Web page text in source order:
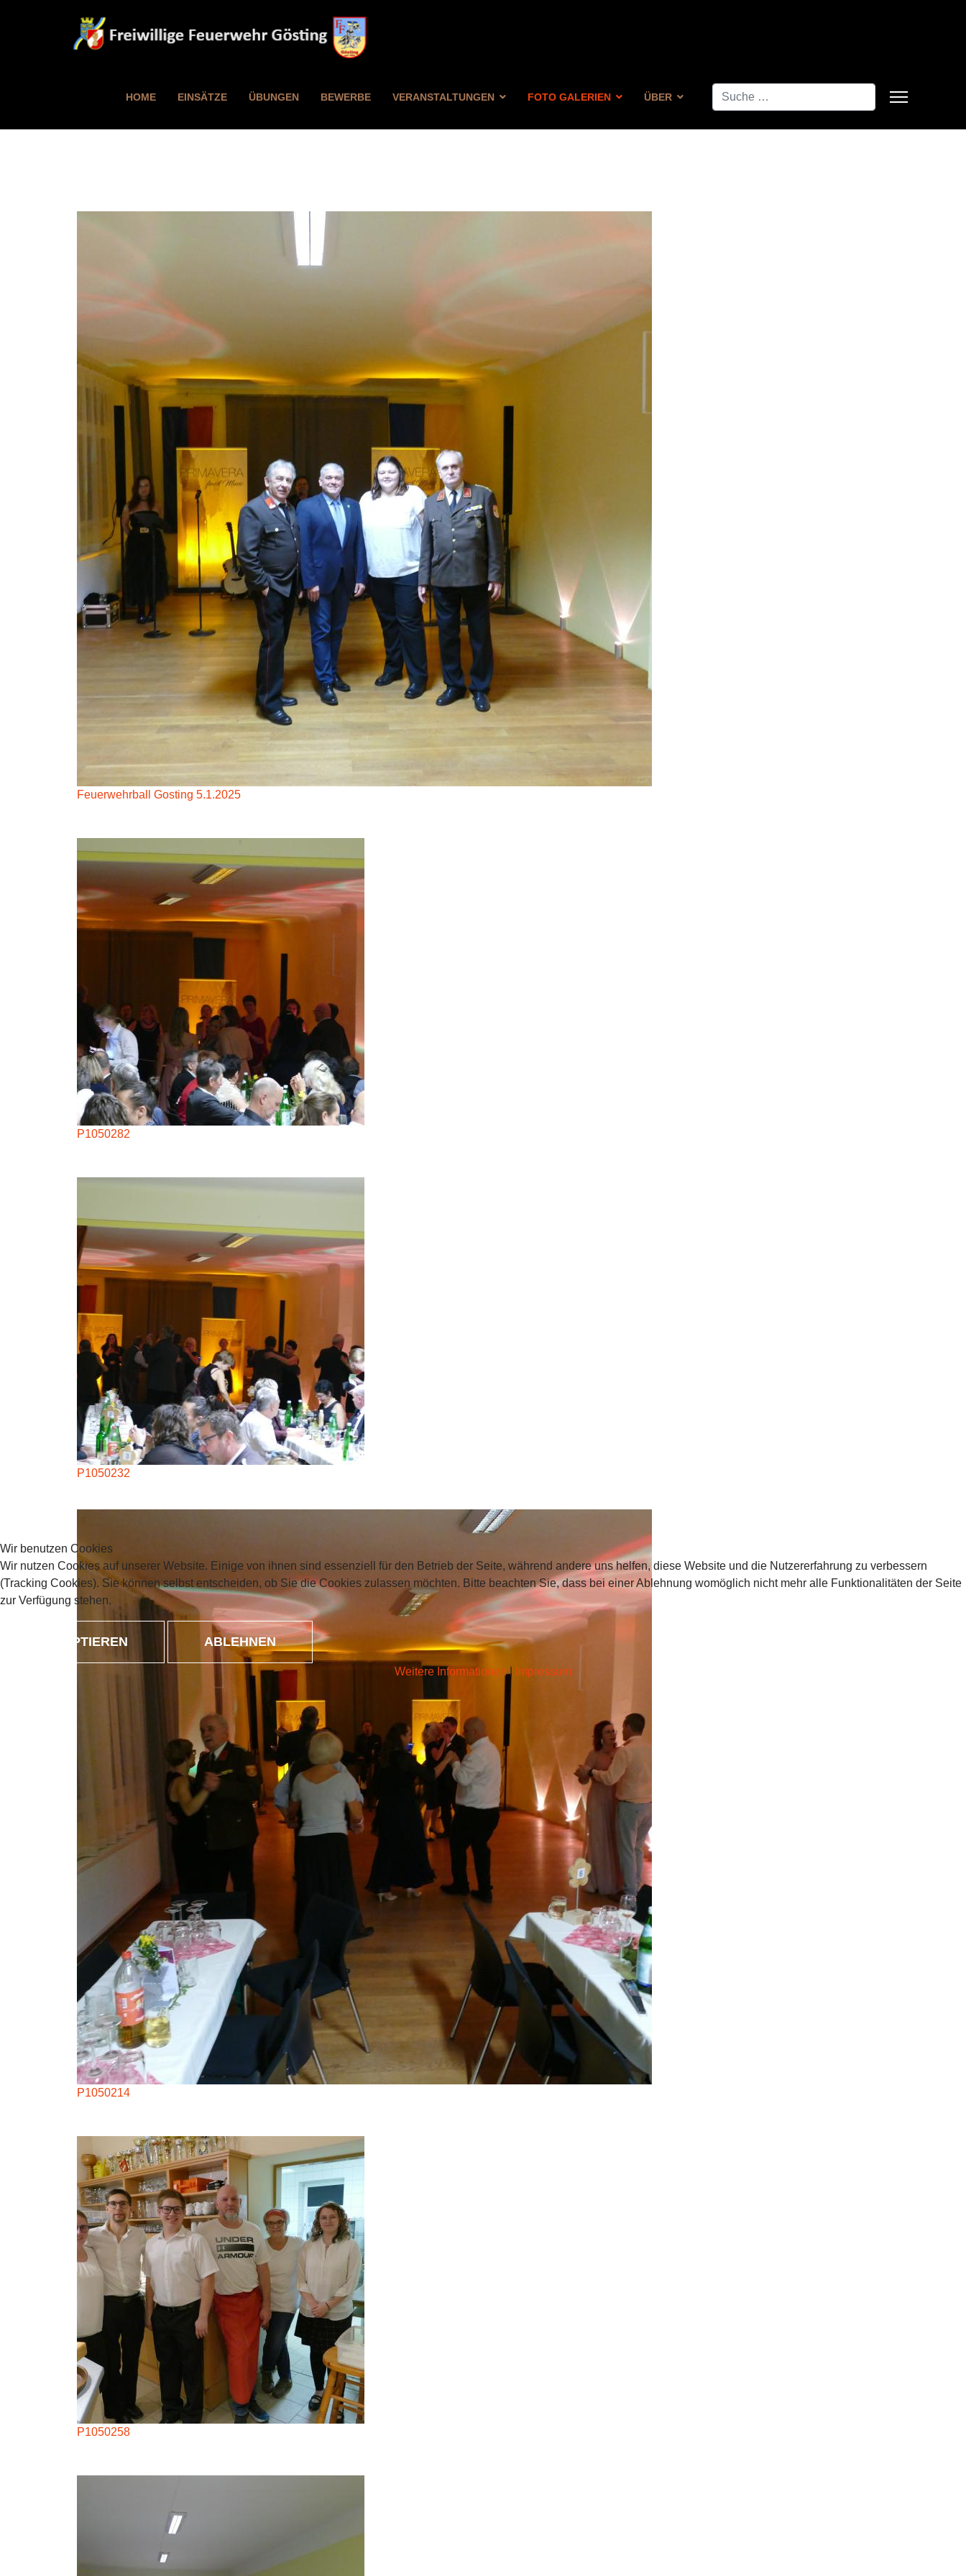
HOME EINSÄTZE ÜBUNGEN BEWERBE VERANSTALTUNGEN FOTO GALERIEN ÜBER Suchen
Feuerwehrball Gosting 5.1.2025
P1050282
P1050232
P1050214
P1050258
Wir benutzen Cookies
Wir nutzen Cookies auf unserer Website. Einige von ihnen sind essenziell für den Betrieb der Seite, während andere uns helfen, diese Website und die Nutzererfahrung zu verbessern
(Tracking Cookies). Sie können selbst entscheiden, ob Sie die Cookies zulassen möchten. Bitte beachten Sie, dass bei einer Ablehnung womöglich nicht mehr alle Funktionalitäten der Seite
zur Verfügung stehen.
AKZEPTIEREN ABLEHNEN
Weitere Informationen| Impressum